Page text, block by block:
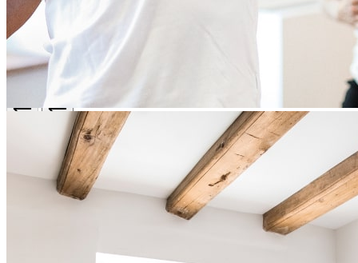
Nourrissez votre intérêt pour l’alimentation consciente, le
mouvement en douceur et l’histoire grâce au forfait Découverte et
Hébergement dans l’ancien cloître des Augustines,
entièrement restauré pour votre confort
Choix de chambre authentique ou contemporaine
Trois repas santé par jour au Vivoir, dont le petit-déjeuner pris